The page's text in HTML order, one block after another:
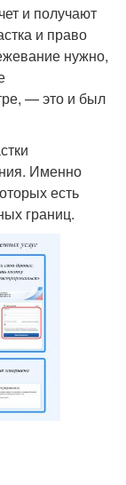
и получают
и право
нужно,
— это и был
Именно
есть
границ.